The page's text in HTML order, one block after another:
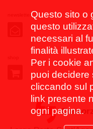
Questo sito o
questo
necessari al
finalità
Per i cookie
puoi decidere
cliccando sul
link presente
ogni pagina.